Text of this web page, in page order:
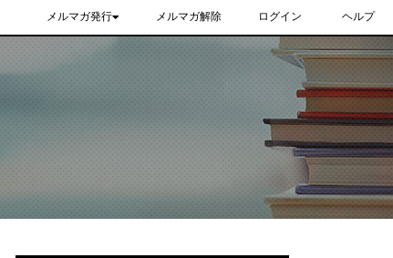
メルマガ発行 メルマガ解除 ログイン ヘルプ